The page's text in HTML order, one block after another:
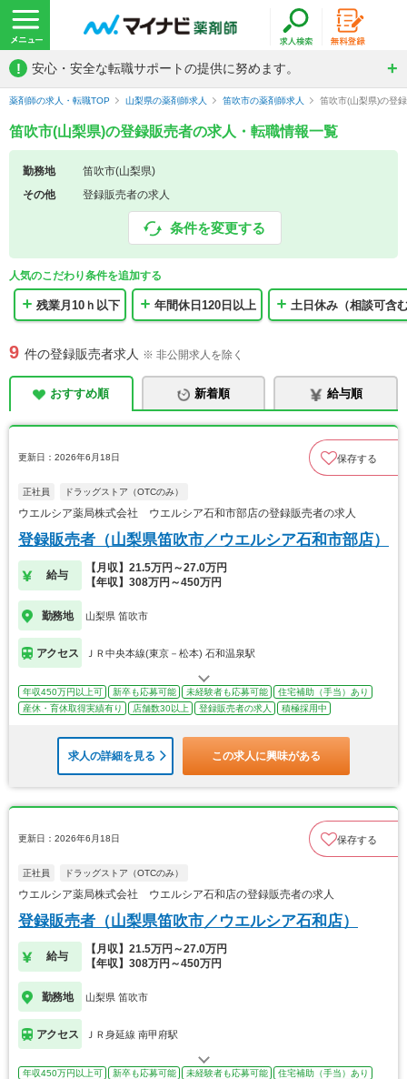
! 安心・安全な転職サポートの提供に努めます。
薬剤師の求人・転職TOP 山梨県の薬剤師求人 笛吹市の薬剤師求人 笛吹市(山梨県)の登
笛吹市(山梨県)の登録販売者の求人・転職情報一覧
勤務地
笛吹市(山梨県)
その他
登録販売者の求人
条件を変更する
人気のこだわり条件を追加する
残業月10ｈ以下 年間休日120日以上 土日休み（相談可含
9 件の登録販売者求人 ※ 非公開求人を除く
おすすめ順 新着順 給与順
更新日：2026年6月18日 保存する
正社員 ドラッグストア（OTCのみ）
ウエルシア薬局株式会社 ウエルシア石和市部店の登録販売者の求人
登録販売者（山梨県笛吹市／ウエルシア石和市部店）
給与
【月収】21.5万円～27.0万円
【年収】308万円～450万円
勤務地 山梨県 笛吹市
アクセス ＪＲ中央本線(東京－松本) 石和温泉駅
年収450万円以上可 新卒も応募可能 未経験者も応募可能
住宅補助（手当）あり
産休・育休取得実績有り
店舗数30以上 登録販売者の求人 積極採用中
求人の詳細を見る この求人に興味がある
更新日：2026年6月18日 保存する
正社員 ドラッグストア（OTCのみ）
ウエルシア薬局株式会社 ウエルシア石和店の登録販売者の求人
登録販売者（山梨県笛吹市／ウエルシア石和店）
給与
【月収】21.5万円～27.0万円
【年収】308万円～450万円
勤務地 山梨県 笛吹市
アクセス ＪＲ身延線 南甲府駅
年収450万円以上可 新卒も応募可能 未経験者も応募可能
住宅補助（手当）あり